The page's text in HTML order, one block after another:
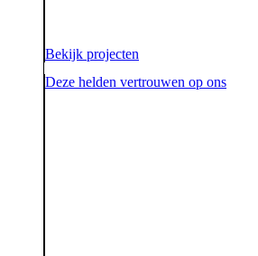
Bekijk projecten
Deze helden vertrouwen op ons